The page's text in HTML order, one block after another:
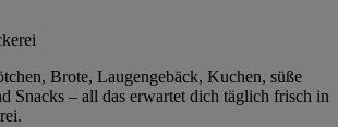
Brote, Laugengebäck, Kuchen, süße
Snacks – all das erwartet dich täglich frisch in